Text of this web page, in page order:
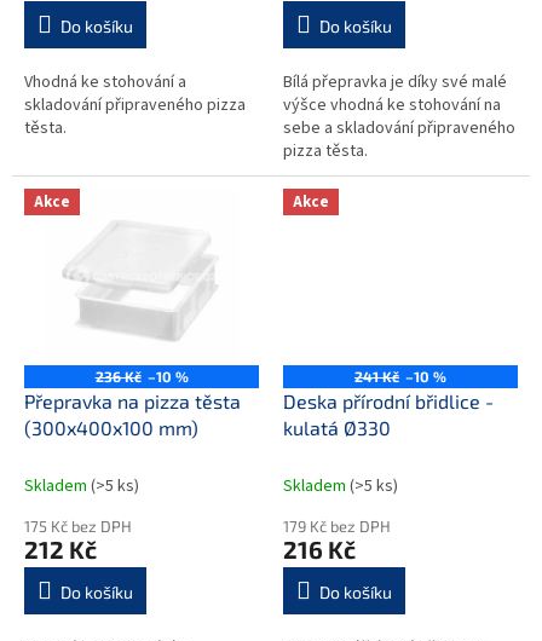
Do košíku
Vhodná ke stohování a
skladování připraveného pizza
těsta.
Do košíku
Bílá přepravka je díky své malé
výšce vhodná ke stohování na
sebe a skladování připraveného
pizza těsta.
Akce
236 Kč –10 %
Přepravka na pizza těsta
(300x400x100 mm)
Skladem (>5 ks)
175 Kč bez DPH
212 Kč
Do košíku
Akce
241 Kč –10 %
Deska přírodní břidlice -
kulatá Ø330
Skladem (>5 ks)
179 Kč bez DPH
216 Kč
Do košíku